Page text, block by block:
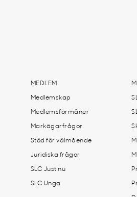
MEDLEM
Medlemskap
Medlemsförmåner
Markägarfrågor
Stöd för välmående
Juridiska frågor
SLC Just nu
SLC Unga